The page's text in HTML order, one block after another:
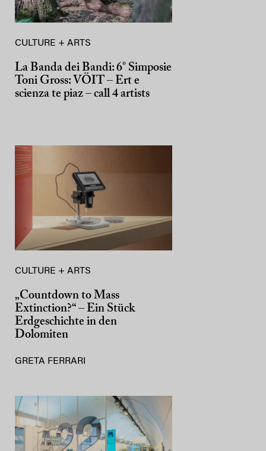
CULTURE + ARTS
La Banda dei Bandi: 6° Simposie
Toni Gross: VÖIT – Ert e
scienza te piaz – call 4 artists
CULTURE + ARTS
„Countdown to Mass
Extinction?“ – Ein Stück
Erdgeschichte in den
Dolomiten
GRETA FERRARI